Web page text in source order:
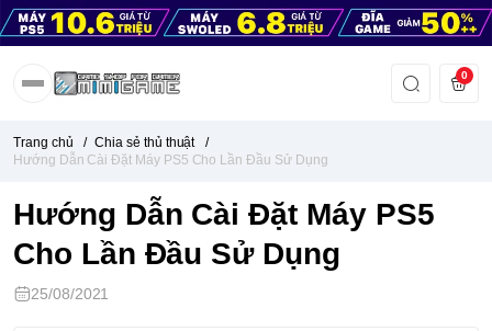
0
Trang chủ / Chia sẻ thủ thuật
/
Hướng Dẫn Cài Đặt Máy PS5 Cho Lần Đầu Sử Dụng
Hướng Dẫn Cài Đặt Máy PS5
Cho Lần Đầu Sử Dụng
25/08/2021